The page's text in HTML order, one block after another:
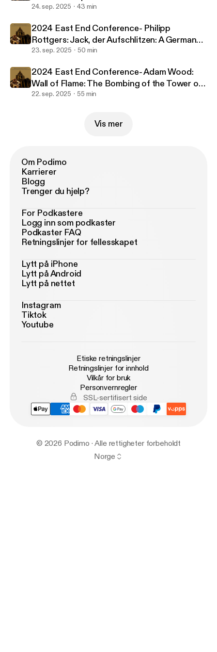
24. sep. 2025 43 min
2024 East End Conference- Philipp
Rottgers: Jack, der Aufschlitzen: A German
perception of the Ripper murders from 1888
23. sep. 2025 50 min
2024 East End Conference- Adam Wood:
Wall of Flame: The Bombing of the Tower of
London, 1885
22. sep. 2025 55 min
Vis mer
Om Podimo
Karrierer
Blogg
Trenger du hjelp?
For Podkastere
Logg inn som podkaster
Podkaster FAQ
Retningslinjer for fellesskapet
Lytt på iPhone
Lytt på Android
Lytt på nettet
Instagram
Tiktok
Youtube
Etiske retningslinjer
Retningslinjer for innhold
Vilkår for bruk
Personvernregler
SSL-sertifisert side
© 2026 Podimo · Alle rettigheter forbeholdt
Norge